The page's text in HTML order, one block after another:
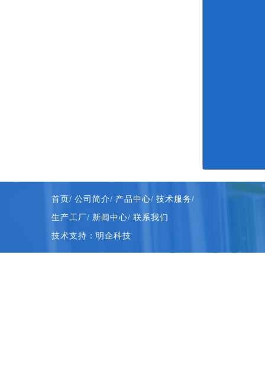
首页/ 公司简介/ 产品中心/ 技术服务/
生产工厂/ 新闻中心/ 联系我们
技术支持：明企科技